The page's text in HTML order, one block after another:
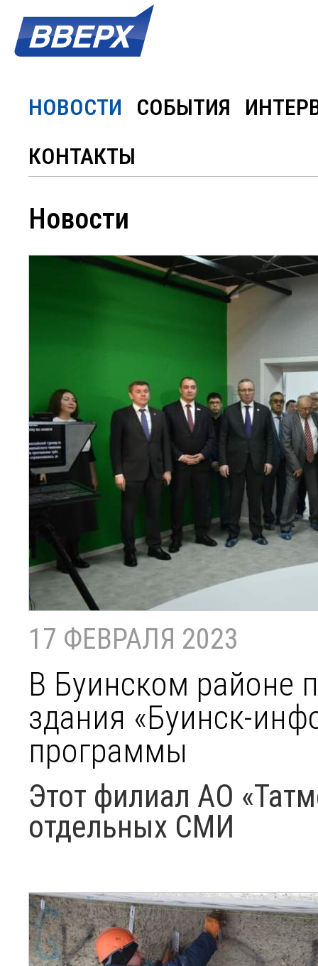
НОВОСТИ СОБЫТИЯ
КОНТАКТЫ
Новости
17 ФЕВРАЛЯ 2023
В Буинском районе
здания «Буинск-
программы
Этот филиал АО
отдельных СМИ